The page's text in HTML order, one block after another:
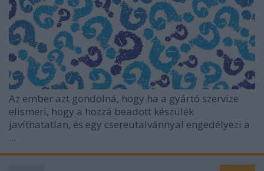
Az ember azt gondolná, hogy ha a gyártó szervize
elismeri, hogy a hozzá beadott készülék
javíthatatlan, és egy csereutalvánnyal engedélyezi a
...